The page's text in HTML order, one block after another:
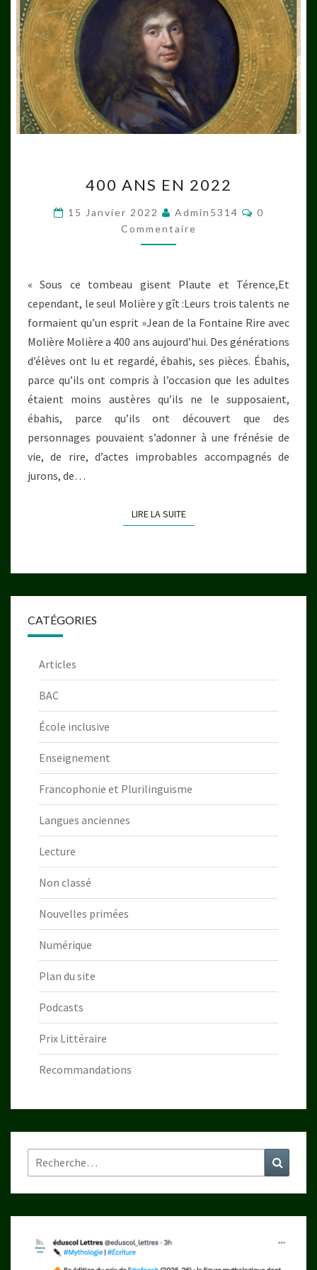
ANS
EN
2022
400 ANS EN 2022
15 Janvier 2022 Admin5314
0
Commentaire
« Sous ce tombeau gisent Plaute et Térence,Et
cependant, le seul Molière y gît :Leurs trois talents ne
formaient qu’un esprit »Jean de la Fontaine Rire avec
Molière Molière a 400 ans aujourd’hui. Des générations
d’élèves ont lu et regardé, ébahis, ses pièces. Ébahis,
parce qu’ils ont compris à l’occasion que les adultes
étaient moins austères qu’ils ne le supposaient,
ébahis, parce qu’ils ont découvert que des
personnages pouvaient s’adonner à une frénésie de
vie, de rire, d’actes improbables accompagnés de
jurons, de…
LIRE LA SUITELIRE LA SUITE
CATÉGORIES
Articles
BAC
École inclusive
Enseignement
Francophonie et Plurilinguisme
Langues anciennes
Lecture
Non classé
Nouvelles primées
Numérique
Plan du site
Podcasts
Prix Littéraire
Recommandations
Rechercher :